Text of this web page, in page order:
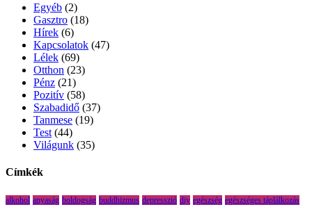
Egyéb (2)
Gasztro (18)
Hírek (6)
Kapcsolatok (47)
Lélek (69)
Otthon (23)
Pénz (21)
Pozitív (58)
Szabadidő (37)
Tanmese (19)
Test (44)
Világunk (35)
Címkék
alkohol anyaság boldogság buddhizmus depresszió diy egészség egészséges táplálkozás